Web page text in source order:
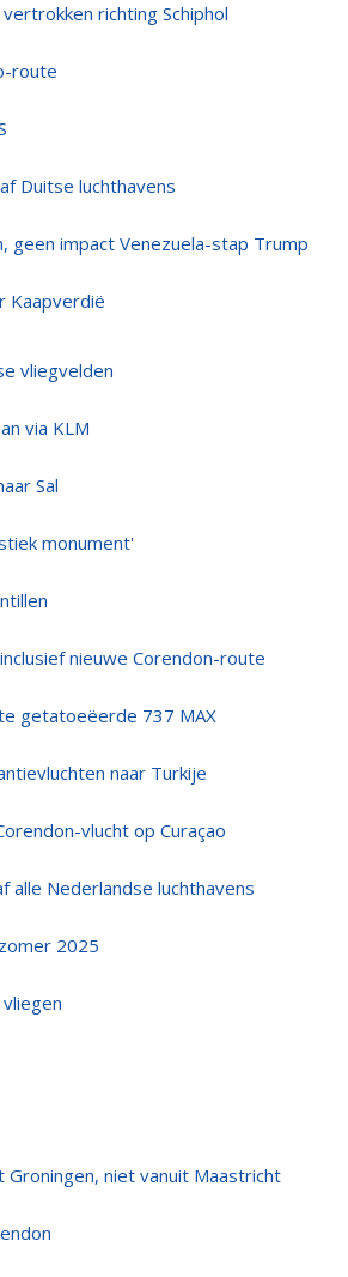
richting Schiphol
route
Duitse luchthavens
geen impact Venezuela-stap Trump
Kaapverdië
vliegvelden
via KLM
Sal
monument'
nieuwe Corendon-route
getatoeëerde 737 MAX
naar Turkije
vlucht op Curaçao
alle Nederlandse luchthavens
2025
Groningen, niet vanuit Maastricht